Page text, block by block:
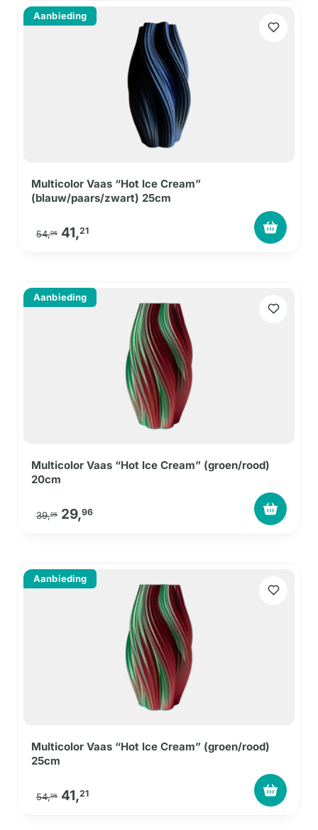
Aanbieding
Multicolor Vaas “Hot Ice Cream”
(blauw/paars/zwart) 25cm
54,95 Oorspronkelijke prijs was: 54,95.
41,21Huidige prijs is: 41,21.
Aanbieding
Multicolor Vaas “Hot Ice Cream” (groen/rood)
20cm
39,95 Oorspronkelijke prijs was: 39,95.
29,96Huidige prijs is: 29,96.
Aanbieding
Multicolor Vaas “Hot Ice Cream” (groen/rood)
25cm
54,95 Oorspronkelijke prijs was: 54,95.
41,21Huidige prijs is: 41,21.